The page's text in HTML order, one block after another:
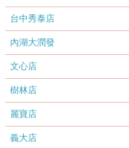
台中秀泰店
內湖大潤發
文心店
樹林店
麗寶店
義大店